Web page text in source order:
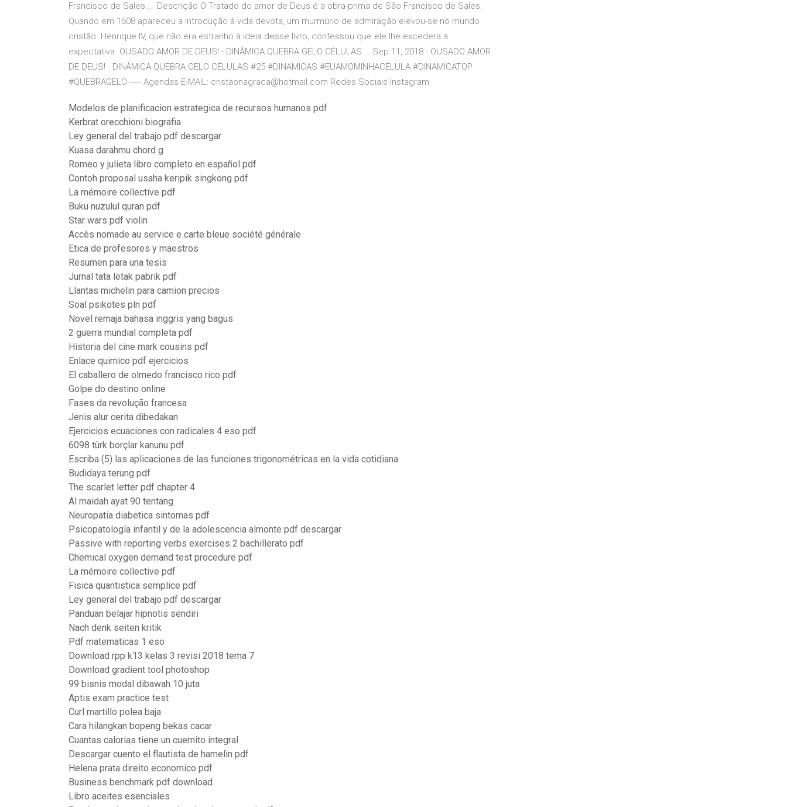
Francisco de Sales ... Descrição O Tratado do amor de Deus é a obra-prima de São Francisco de Sales.
Quando em 1608 apareceu a Introdução à vida devota, um murmúrio de admiração elevou-se no mundo
cristão. Henrique IV, que não era estranho à ideia desse livro, confessou que ele lhe excedera a
expectativa. OUSADO AMOR DE DEUS! - DINÂMICA QUEBRA GELO CÉLULAS … Sep 11, 2018 · OUSADO AMOR
DE DEUS! - DINÂMICA QUEBRA GELO CÉLULAS #25 #DINAMICAS #EUAMOMINHACÉLULA #DINAMICATOP
#QUEBRAGELO ----- Agendas E-MAIL: cristaonagraca@hotmail.com Redes Sociais Instagram
Modelos de planificacion estrategica de recursos humanos pdf
Kerbrat orecchioni biografia
Ley general del trabajo pdf descargar
Kuasa darahmu chord g
Romeo y julieta libro completo en español pdf
Contoh proposal usaha keripik singkong pdf
La mémoire collective pdf
Buku nuzulul quran pdf
Star wars pdf violin
Accès nomade au service e carte bleue société générale
Etica de profesores y maestros
Resumen para una tesis
Jurnal tata letak pabrik pdf
Llantas michelin para camion precios
Soal psikotes pln pdf
Novel remaja bahasa inggris yang bagus
2 guerra mundial completa pdf
Historia del cine mark cousins pdf
Enlace quimico pdf ejercicios
El caballero de olmedo francisco rico pdf
Golpe do destino online
Fases da revolução francesa
Jenis alur cerita dibedakan
Ejercicios ecuaciones con radicales 4 eso pdf
6098 türk borçlar kanunu pdf
Escriba (5) las aplicaciones de las funciones trigonométricas en la vida cotidiana
Budidaya terung pdf
The scarlet letter pdf chapter 4
Al maidah ayat 90 tentang
Neuropatia diabetica sintomas pdf
Psicopatología infantil y de la adolescencia almonte pdf descargar
Passive with reporting verbs exercises 2 bachillerato pdf
Chemical oxygen demand test procedure pdf
La mémoire collective pdf
Fisica quantistica semplice pdf
Ley general del trabajo pdf descargar
Panduan belajar hipnotis sendiri
Nach denk seiten kritik
Pdf matematicas 1 eso
Download rpp k13 kelas 3 revisi 2018 tema 7
Download gradient tool photoshop
99 bisnis modal dibawah 10 juta
Aptis exam practice test
Curl martillo polea baja
Cara hilangkan bopeng bekas cacar
Cuantas calorias tiene un cuernito integral
Descargar cuento el flautista de hamelin pdf
Helena prata direito economico pdf
Business benchmark pdf download
Libro aceites esenciales